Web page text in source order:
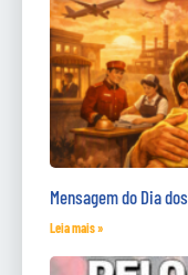
Mensagem do Dia
Leia mais »